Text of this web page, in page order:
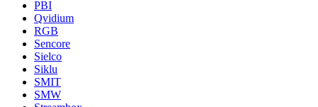
PBI
Qvidium
RGB
Sencore
Sielco
Siklu
SMIT
SMW